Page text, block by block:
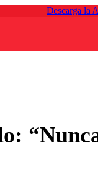
Descarga la